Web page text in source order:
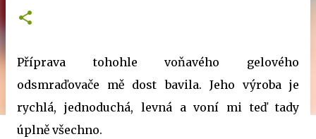
Příprava tohohle voňavého gelového
odsmraďovače mě dost bavila. Jeho výroba je
rychlá, jednoduchá, levná a voní mi teď tady
úplně všechno.